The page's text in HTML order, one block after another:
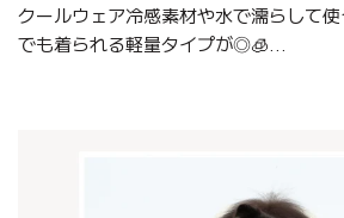
クールウェア冷感素材や水で濡らして
でも着られる軽量タイプが◎🧊...